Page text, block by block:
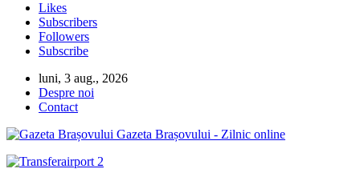
Likes
Subscribers
Followers
Subscribe
luni, 3 aug., 2026
Despre noi
Contact
Gazeta Brașovului - Zilnic online